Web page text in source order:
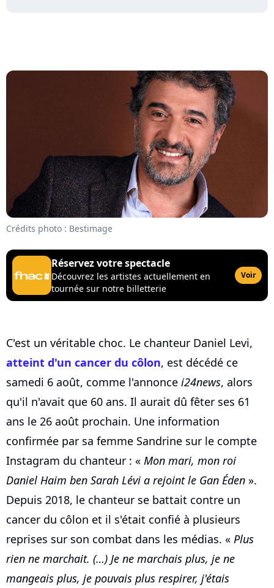
Crédits photo : Bestimage
Réservez votre spectacle
Découvrez les artistes actuellement en
tournée sur notre billetterie
Voir
C'est un véritable choc. Le chanteur Daniel Levi,
atteint d'un cancer du côlon, est décédé ce
samedi 6 août, comme l'annonce i24news, alors
qu'il n'avait que 60 ans. Il aurait dû fêter ses 61
ans le 26 août prochain. Une information
confirmée par sa femme Sandrine sur le compte
Instagram du chanteur : « Mon mari, mon roi
Daniel Haim ben Sarah Lévi a rejoint le Gan Éden ».
Depuis 2018, le chanteur se battait contre un
cancer du côlon et il s'était confié à plusieurs
reprises sur son combat dans les médias. « Plus
rien ne marchait. (…) Je ne marchais plus, je ne
mangeais plus, je pouvais plus respirer, j'étais